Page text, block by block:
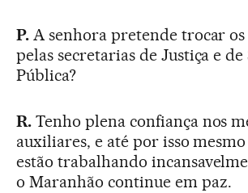
P.A senhora pretende trocar os
pelas secretarias de Justiça e de
Pública?
R. Tenho plena confiança nos
auxiliares, e até por isso
estão trabalhando
o Maranhão continue em paz.